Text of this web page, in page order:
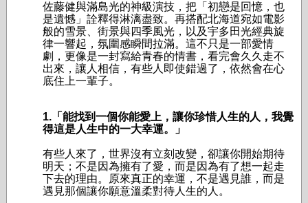
佐藤健與滿島光的神級演技，把「初戀是回憶，也
是遺憾」詮釋得淋漓盡致。再搭配北海道宛如電影
般的雪景、街景與四季風光，以及宇多田光經典旋
律一響起，氛圍感瞬間拉滿。這不只是一部愛情
劇，更像是一封寫給青春的情書，看完會久久走不
出來，讓人相信，有些人即使錯過了，依然會在心
底住上一輩子。
1.「能找到一個你能愛上，讓你珍惜人生的人，我覺
得這是人生中的一大幸運。」
有些人來了，世界沒有立刻改變，卻讓你開始期待
明天；不是因為擁有了愛，而是因為有了想一起走
下去的理由。原來真正的幸運，不是遇見誰，而是
遇見那個讓你願意溫柔對待人生的人。